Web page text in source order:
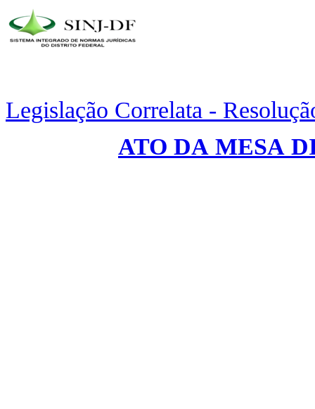
Legislação Correlata -
ATO DA MESA